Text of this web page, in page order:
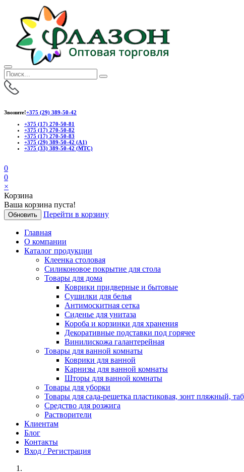
Звоните!+375 (29) 389-50-42
+375 (17) 270-50-81
+375 (17) 270-50-82
+375 (17) 270-50-83
+375 (29) 389-50-42 (А1)
+375 (33) 389-50-42 (МТС)
0
0
×
Корзина
Ваша корзина пуста!
Обновить Перейти в корзину
Главная
О компании
Каталог продукции
Клеенка столовая
Силиконовое покрытие для стола
Товары для дома
Коврики придверные и бытовые
Сушилки для белья
Антимоскитная сетка
Сиденье для унитаза
Короба и корзинки для хранения
Декоративные подставки под горячее
Винилискожа галантерейная
Товары для ванной комнаты
Коврики для ванной
Карнизы для ванной комнаты
Шторы для ванной комнаты
Товары для уборки
Товары для сада-решетка пластиковая, зонт пляжный,
Средство для розжига
Растворители
Клиентам
Блог
Контакты
Вход / Регистрация